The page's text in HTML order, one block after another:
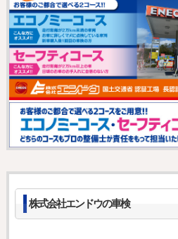
株式会社エンドウの車検